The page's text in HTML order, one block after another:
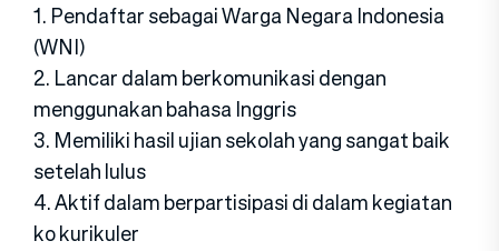
1. Pendaftar sebagai Warga Negara Indonesia
(WNI)
2. Lancar dalam berkomunikasi dengan
menggunakan bahasa Inggris
3. Memiliki hasil ujian sekolah yang sangat baik
setelah lulus
4. Aktif dalam berpartisipasi di dalam kegiatan
ko kurikuler